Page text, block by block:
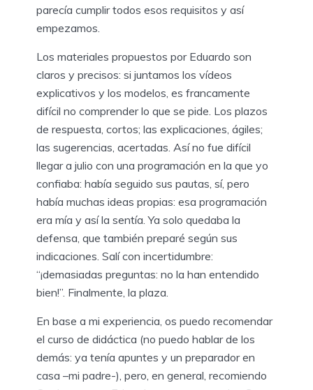
parecía cumplir todos esos requisitos y así
empezamos.
Los materiales propuestos por Eduardo son
claros y precisos: si juntamos los vídeos
explicativos y los modelos, es francamente
difícil no comprender lo que se pide. Los plazos
de respuesta, cortos; las explicaciones, ágiles;
las sugerencias, acertadas. Así no fue difícil
llegar a julio con una programación en la que yo
confiaba: había seguido sus pautas, sí, pero
había muchas ideas propias: esa programación
era mía y así la sentía. Ya solo quedaba la
defensa, que también preparé según sus
indicaciones. Salí con incertidumbre:
“¡demasiadas preguntas: no la han entendido
bien!”. Finalmente, la plaza.
En base a mi experiencia, os puedo recomendar
el curso de didáctica (no puedo hablar de los
demás: ya tenía apuntes y un preparador en
casa –mi padre-), pero, en general, recomiendo